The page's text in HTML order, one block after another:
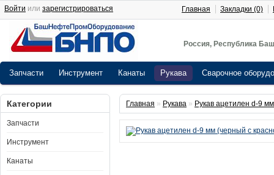
Россия, Республика
Войти или зарегистрироваться Главная Закладки (0)
Запчасти Инструмент Канаты Рукава Сварочное
Категории
Запчасти
Инструмент
Канаты
Главная » Рукава » Рукав ацетилен d-9